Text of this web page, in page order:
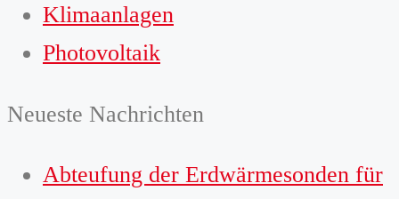
Klimaanlagen
Photovoltaik
Neueste Nachrichten
Abteufung der Erdwärmesonden für